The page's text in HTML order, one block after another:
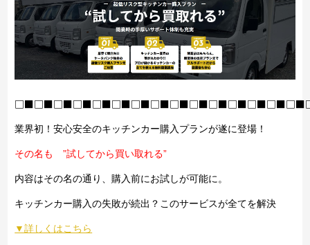
業界初！安心安全のキッチンカー購入プランが遂に登場！
その名も ”試してから買い取れる”
内容はその名の通り、購入前にお試しが可能に。
キッチンカー購入の失敗が続出？このサービスが全てを解決
▼詳しくはこちら